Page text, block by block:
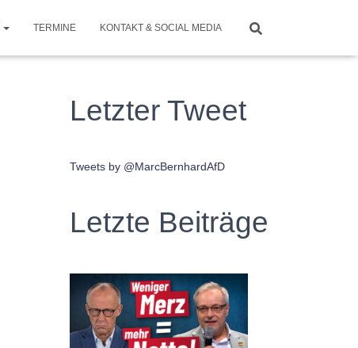
TERMINE KONTAKT & SOCIAL MEDIA
Letzter Tweet
Tweets by @MarcBernhardAfD
Letzte Beiträge